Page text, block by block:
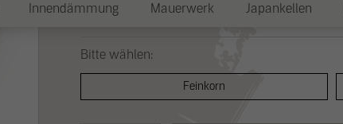
Innendämmung Mauerwerk Japankellen
Inkl. 20,00 % MwSt. zzgl.
Versandkosten
Bitte wählen:
Feinkorn